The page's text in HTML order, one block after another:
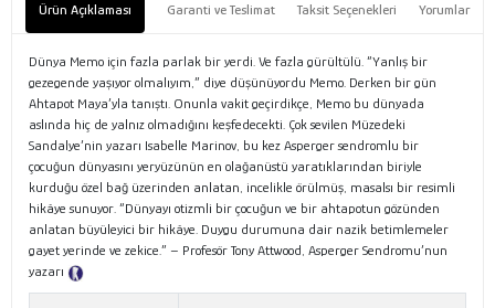
Ürün Açıklaması Garanti ve Teslimat Taksit Seçenekleri Yorumlar
Dünya Memo için fazla parlak bir yerdi. Ve fazla gürültülü. “Yanlış bir
gezegende yaşıyor olmalıyım,” diye düşünüyordu Memo. Derken bir gün
Ahtapot Maya’yla tanıştı. Onunla vakit geçirdikçe, Memo bu dünyada
aslında hiç de yalnız olmadığını keşfedecekti. Çok sevilen Müzedeki
Sandalye’nin yazarı Isabelle Marinov, bu kez Asperger sendromlu bir
çocuğun dünyasını yeryüzünün en olağanüstü yaratıklarından biriyle
kurduğu özel bağ üzerinden anlatan, incelikle örülmüş, masalsı bir resimli
hikâye sunuyor. “Dünyayı otizmli bir çocuğun ve bir ahtapotun gözünden
anlatan büyüleyici bir hikâye. Duygu durumuna dair nazik betimlemeler
gayet yerinde ve zekice.” – Profesör Tony Attwood, Asperger Sendromu’nun
yazarı